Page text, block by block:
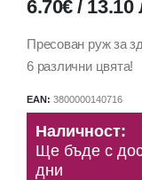
6.70€ / 13.10
Пресован руж за
6 различни цвята!
EAN: 3800000140716
Наличност:
Ще бъде с
дни